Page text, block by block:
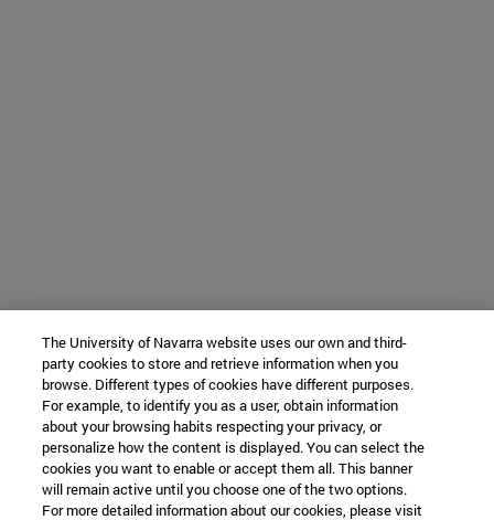
The University of Navarra website uses our own and third-
party cookies to store and retrieve information when you
browse. Different types of cookies have different purposes.
For example, to identify you as a user, obtain information
about your browsing habits respecting your privacy, or
personalize how the content is displayed. You can select the
cookies you want to enable or accept them all. This banner
will remain active until you choose one of the two options.
For more detailed information about our cookies, please visit